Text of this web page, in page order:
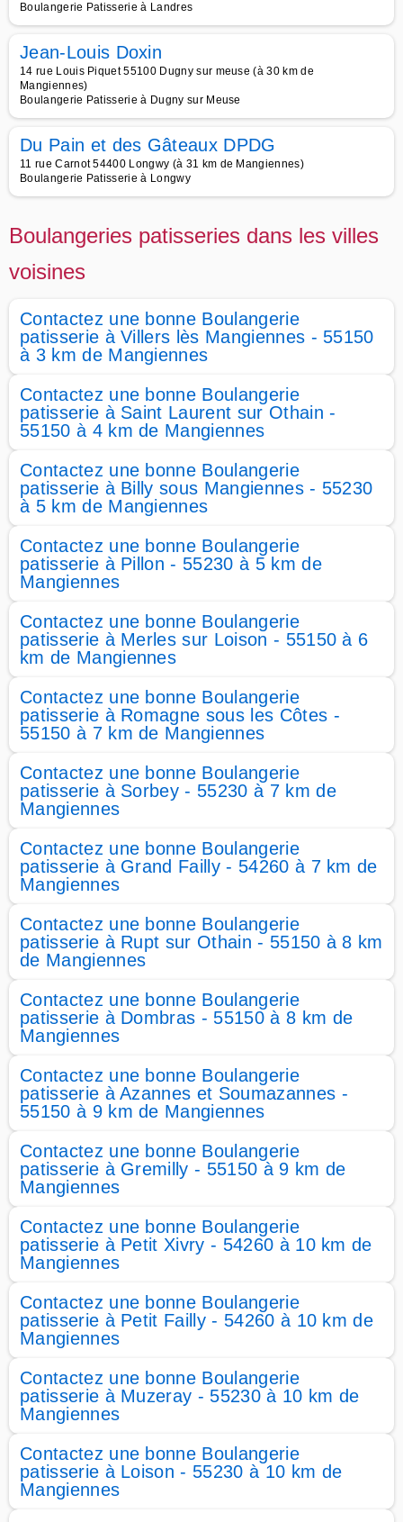
Boulangerie Patisserie à Landres
Jean-Louis Doxin
14 rue Louis Piquet 55100 Dugny sur meuse (à 30 km de
Mangiennes)
Boulangerie Patisserie à Dugny sur Meuse
Du Pain et des Gâteaux DPDG
11 rue Carnot 54400 Longwy (à 31 km de Mangiennes)
Boulangerie Patisserie à Longwy
Boulangeries patisseries dans les villes
voisines
Contactez une bonne Boulangerie
patisserie à Villers lès Mangiennes - 55150
à 3 km de Mangiennes
Contactez une bonne Boulangerie
patisserie à Saint Laurent sur Othain -
55150 à 4 km de Mangiennes
Contactez une bonne Boulangerie
patisserie à Billy sous Mangiennes - 55230
à 5 km de Mangiennes
Contactez une bonne Boulangerie
patisserie à Pillon - 55230 à 5 km de
Mangiennes
Contactez une bonne Boulangerie
patisserie à Merles sur Loison - 55150 à 6
km de Mangiennes
Contactez une bonne Boulangerie
patisserie à Romagne sous les Côtes -
55150 à 7 km de Mangiennes
Contactez une bonne Boulangerie
patisserie à Sorbey - 55230 à 7 km de
Mangiennes
Contactez une bonne Boulangerie
patisserie à Grand Failly - 54260 à 7 km de
Mangiennes
Contactez une bonne Boulangerie
patisserie à Rupt sur Othain - 55150 à 8 km
de Mangiennes
Contactez une bonne Boulangerie
patisserie à Dombras - 55150 à 8 km de
Mangiennes
Contactez une bonne Boulangerie
patisserie à Azannes et Soumazannes -
55150 à 9 km de Mangiennes
Contactez une bonne Boulangerie
patisserie à Gremilly - 55150 à 9 km de
Mangiennes
Contactez une bonne Boulangerie
patisserie à Petit Xivry - 54260 à 10 km de
Mangiennes
Contactez une bonne Boulangerie
patisserie à Petit Failly - 54260 à 10 km de
Mangiennes
Contactez une bonne Boulangerie
patisserie à Muzeray - 55230 à 10 km de
Mangiennes
Contactez une bonne Boulangerie
patisserie à Loison - 55230 à 10 km de
Mangiennes